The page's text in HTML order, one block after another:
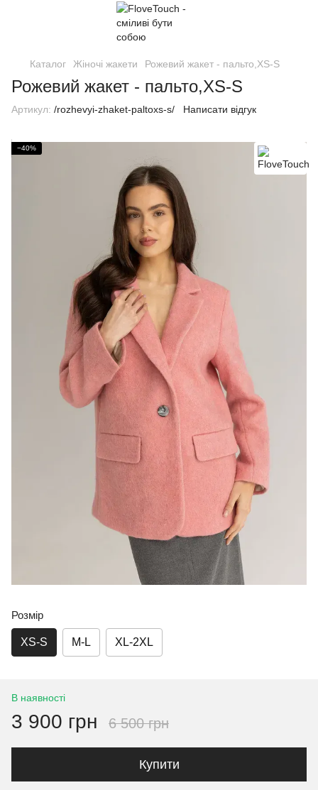
Каталог Жіночі жакети Рожевий жакет - пальто,XS-S
Рожевий жакет - пальто,XS-S
Артикул: /rozhevyi-zhaket-paltoxs-s/ Написати відгук
−40%
Розмір
XS-S M-L XL-2XL
В наявності
3 900 грн 6 500 грн
Купити